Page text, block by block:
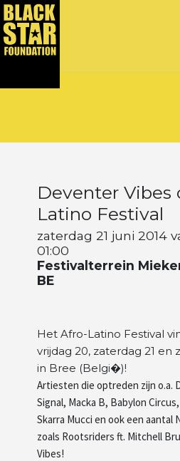
Webstore
Evenementen
Artiesten
Wie zijn wij
Deventer Vibes
Latino Festival
zaterdag 21 juni 2014
01:00
Festivalterrein
BE
Het Afro-Latino Festival
vrijdag 20, zaterdag 21 en
in Bree (Belgi�)!
Artiesten die optreden zijn o.a.
Signal, Macka B, Babylon
Skarra Mucci en ook een
zoals Rootsriders ft. Mitchell
Vibes!